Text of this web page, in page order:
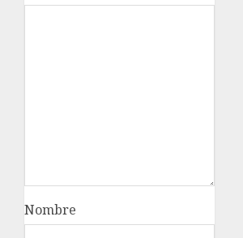
Nombre